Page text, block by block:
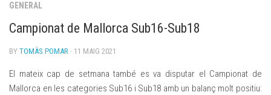
GENERAL
Campionat de Mallorca Sub16-Sub18
BY TOMÀS POMAR · 11 MAIG 2021
El mateix cap de setmana també es va disputar el Campionat de
Mallorca en les categories Sub16 i Sub18 amb un balanç molt positiu: